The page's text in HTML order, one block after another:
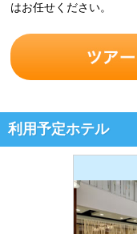
はお任せください。
利用予定ホテル